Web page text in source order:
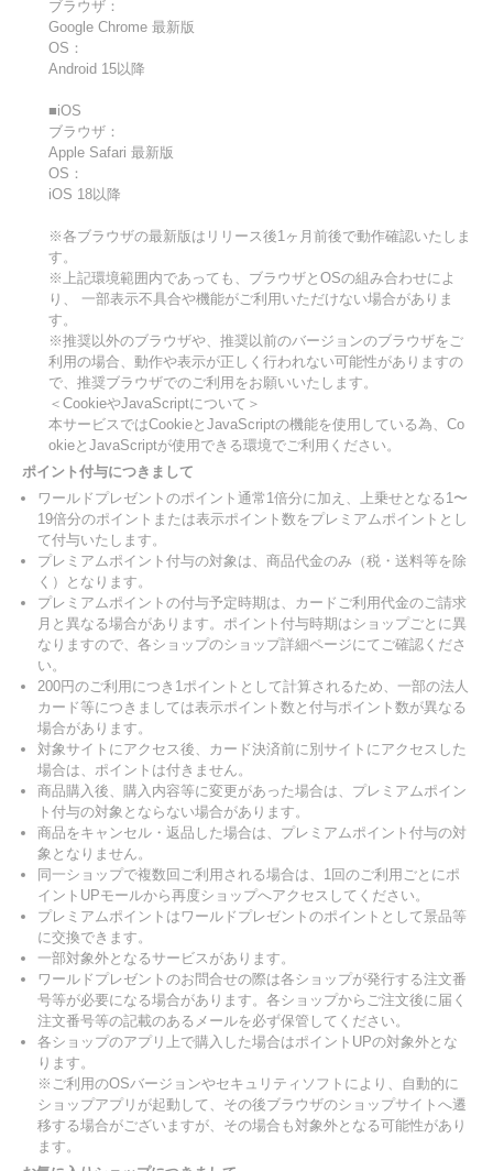
ブラウザ：
Google Chrome 最新版
OS：
Android 15以降
■iOS
ブラウザ：
Apple Safari 最新版
OS：
iOS 18以降
※各ブラウザの最新版はリリース後1ヶ月前後で動作確認いたしま
す。
※上記環境範囲内であっても、ブラウザとOSの組み合わせによ
り、 一部表示不具合や機能がご利用いただけない場合がありま
す。
※推奨以外のブラウザや、推奨以前のバージョンのブラウザをご
利用の場合、動作や表示が正しく行われない可能性がありますの
で、推奨ブラウザでのご利用をお願いいたします。
＜CookieやJavaScriptについて＞
本サービスではCookieとJavaScriptの機能を使用している為、Co
okieとJavaScriptが使用できる環境でご利用ください。
ポイント付与につきまして
ワールドプレゼントのポイント通常1倍分に加え、上乗せとなる1〜
19倍分のポイントまたは表示ポイント数をプレミアムポイントとし
て付与いたします。
プレミアムポイント付与の対象は、商品代金のみ（税・送料等を除
く）となります。
プレミアムポイントの付与予定時期は、カードご利用代金のご請求
月と異なる場合があります。ポイント付与時期はショップごとに異
なりますので、各ショップのショップ詳細ページにてご確認くださ
い。
200円のご利用につき1ポイントとして計算されるため、一部の法人
カード等につきましては表示ポイント数と付与ポイント数が異なる
場合があります。
対象サイトにアクセス後、カード決済前に別サイトにアクセスした
場合は、ポイントは付きません。
商品購入後、購入内容等に変更があった場合は、プレミアムポイン
ト付与の対象とならない場合があります。
商品をキャンセル・返品した場合は、プレミアムポイント付与の対
象となりません。
同一ショップで複数回ご利用される場合は、1回のご利用ごとにポ
イントUPモールから再度ショップへアクセスしてください。
プレミアムポイントはワールドプレゼントのポイントとして景品等
に交換できます。
一部対象外となるサービスがあります。
ワールドプレゼントのお問合せの際は各ショップが発行する注文番
号等が必要になる場合があります。各ショップからご注文後に届く
注文番号等の記載のあるメールを必ず保管してください。
各ショップのアプリ上で購入した場合はポイントUPの対象外とな
ります。
※ご利用のOSバージョンやセキュリティソフトにより、自動的に
ショップアプリが起動して、その後ブラウザのショップサイトへ遷
移する場合がございますが、その場合も対象外となる可能性があり
ます。